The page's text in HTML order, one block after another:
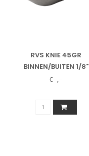
RVS KNIE 45GR
BINNEN/BUITEN 1/8"
€--,--